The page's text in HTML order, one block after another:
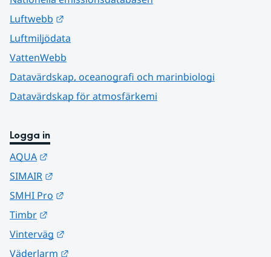
Luftwebb
Luftmiljödata
VattenWebb
Datavärdskap, oceanografi och marinbiologi
Datavärdskap för atmosfärkemi
Logga in
AQUA
SIMAIR
SMHI Pro
Timbr
Vinterväg
Väderlarm